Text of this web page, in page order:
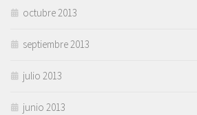
octubre 2013
septiembre 2013
julio 2013
junio 2013